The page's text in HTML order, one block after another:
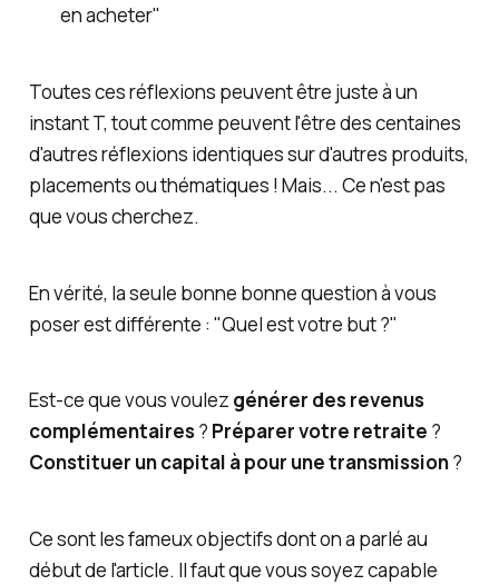
en acheter"
Toutes ces réflexions peuvent être juste à un
instant T, tout comme peuvent l'être des centaines
d'autres réflexions identiques sur d'autres produits,
placements ou thématiques ! Mais... Ce n'est pas
que vous cherchez.
En vérité, la seule bonne bonne question à vous
poser est différente : "Quel est votre but ?"
Est-ce que vous voulez générer des revenus
complémentaires? Préparer votre retraite ?
Constituer un capital à pour une transmission?
Ce sont les fameux objectifs dont on a parlé au
début de l'article. Il faut que vous soyez capable